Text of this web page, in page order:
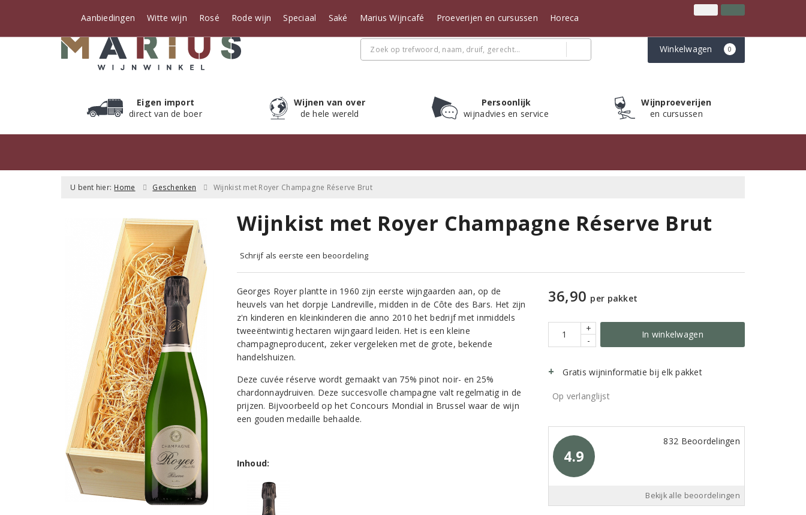
Klantenservice
Winkelwagen 0
Eigen import
direct van de boer
Wijnen van over
de hele wereld
Persoonlijk
wijnadvies en service
Wijnproeverijen
en cursussen
Aanbiedingen Witte wijn Rosé Rode wijn Speciaal Saké Marius Wijncafé Proeverijen en cursussen Horeca
U bent hier: Home Geschenken Wijnkist met Royer Champagne Réserve Brut
Wijnkist met Royer Champagne Réserve Brut
Schrijf als eerste een beoordeling
Georges Royer plantte in 1960 zijn eerste wijngaarden aan, op de
heuvels van het dorpje Landreville, midden in de Côte des Bars. Het zijn
z'n kinderen en kleinkinderen die anno 2010 het bedrijf met inmiddels
tweeëntwintig hectaren wijngaard leiden. Het is een kleine
champagneproducent, zeker vergeleken met de grote, bekende
handelshuizen.
Deze cuvée réserve wordt gemaakt van 75% pinot noir- en 25%
chardonnaydruiven. Deze succesvolle champagne valt regelmatig in de
prijzen. Bijvoorbeeld op het Concours Mondial in Brussel waar de wijn
een gouden medaille behaalde.
Inhoud:
36,90 per pakket
+
-
In winkelwagen
Gratis wijninformatie bij elk pakket
Op verlanglijst
4.9
832 Beoordelingen
Bekijk alle beoordelingen